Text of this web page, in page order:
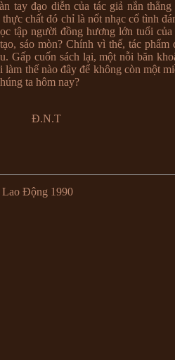
tay đạo diễn của tác giả nắn
chất đó chỉ là nốt nhạc cố tình
tập người đồng hương lớn tuổi
sáo mòn? Chính vì thế, tác phẩm
Gấp cuốn sách lại, một nỗi băn
thế nào đây để không còn một
ta hôm nay?
Đ.N.T
Động 1990